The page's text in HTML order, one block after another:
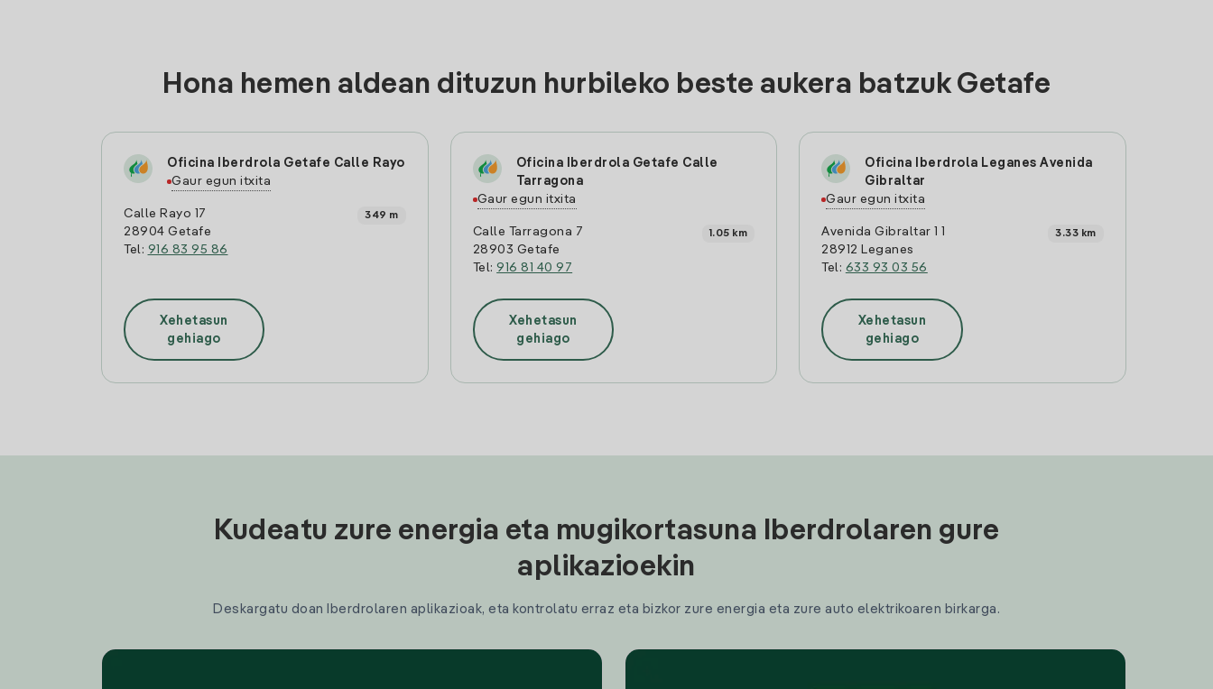
Hona hemen aldean dituzun hurbileko beste aukera batzuk Getafe
Oficina Iberdrola Getafe Calle Rayo
Gaur egun itxita
Calle Rayo 17
28904 Getafe
Tel: 916 83 95 86
349 m
Xehetasun
gehiago
Oficina Iberdrola Getafe Calle
Tarragona
Gaur egun itxita
Calle Tarragona 7
28903 Getafe
Tel:916 81 40 97
1.05 km
Xehetasun
gehiago
Oficina Iberdrola Leganes Avenida
Gibraltar
Gaur egun itxita
Avenida Gibraltar 1 1
28912 Leganes
Tel: 633 93 03 56
3.33 km
Xehetasun
gehiago
Kudeatu zure energia eta mugikortasuna Iberdrolaren gure
aplikazioekin
Deskargatu doan Iberdrolaren aplikazioak, eta kontrolatu erraz eta bizkor zure energia eta zure auto elektrikoaren birkarga.